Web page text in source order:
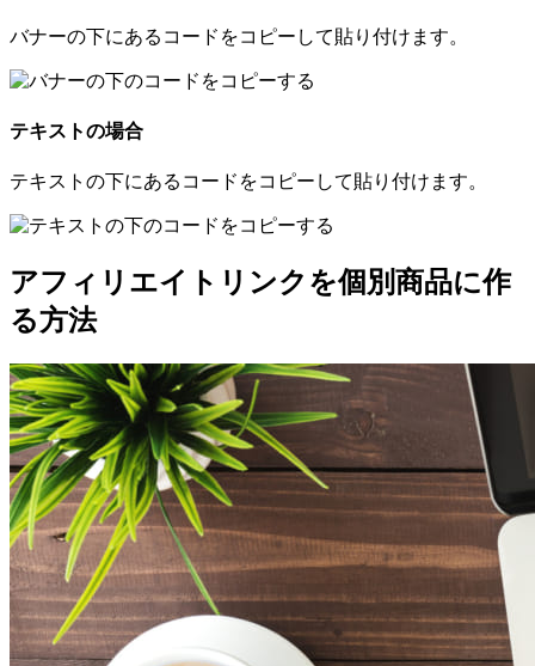
バナーの下にあるコードをコピーして貼り付けます。
テキストの場合
テキストの下にあるコードをコピーして貼り付けます。
アフィリエイトリンクを個別商品に作
る方法